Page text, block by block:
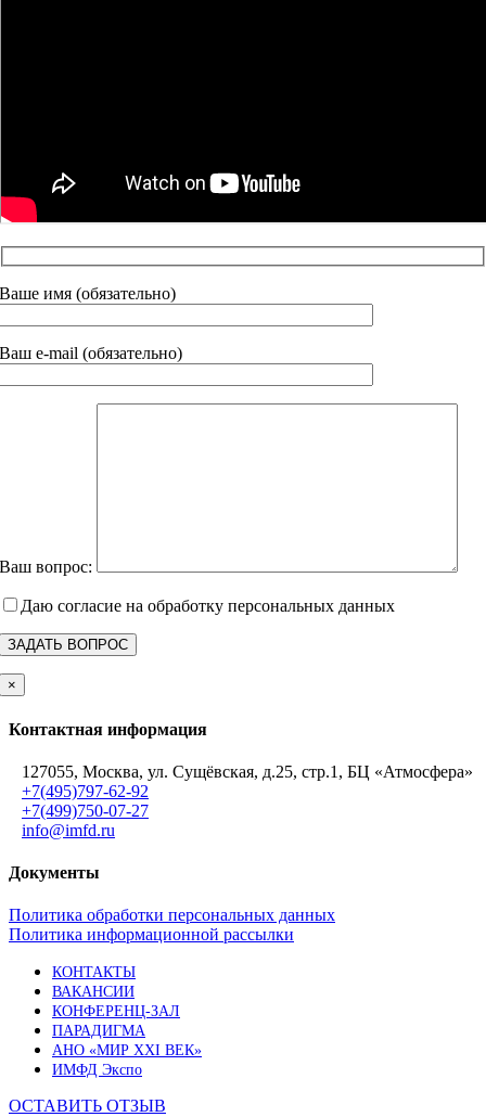
Ваше имя (обязательно)
Ваш e-mail (обязательно)
Ваш вопрос:
Даю согласие на обработку персональных данных
×
Контактная информация
127055, Москва, ул. Сущёвская, д.25, стр.1, БЦ «Атмосфера»
+7(495)797-62-92
+7(499)750-07-27
info@imfd.ru
Документы
Политика обработки персональных данных
Политика информационной рассылки
КОНТАКТЫ
ВАКАНСИИ
КОНФЕРЕНЦ-ЗАЛ
ПАРАДИГМА
АНО «МИР XXI ВЕК»
ИМФД Экспо
ОСТАВИТЬ ОТЗЫВ